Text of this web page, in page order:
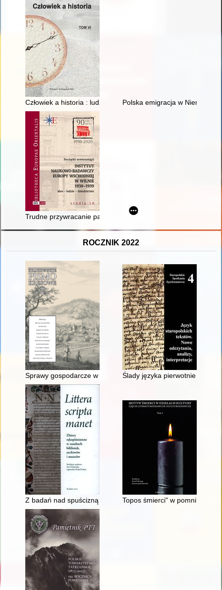
Człowiek a historia : ludzie i wydarzenia. T. 6
Polska emigracja w
Trudne przywracanie pamięci : Stefan Ehrenkreutz (1880-
ROCZNIK 2022
Sprawy gospodarcze w korespondencji hr. Benedykta
Ślady języka pierwotnie
Z badań nad spuścizną rękopiśmienną zakonu kanoników od
Topos śmierci" w pomnikach